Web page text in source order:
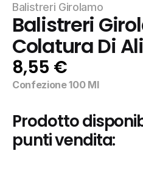
Balistreri Girolamo
Balistreri
Colatura Di
8,55 €
Confezione 100 Ml
Prodotto
punti vendita: